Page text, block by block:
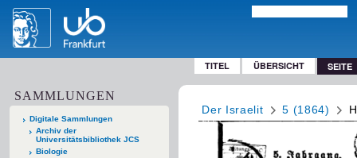
TITEL ÜBERSICHT SEITE
SAMMLUNGEN
Digitale Sammlungen
Archiv der
Universitätsbibliothek JCS
Biologie
Der Israelit 5 (1864)